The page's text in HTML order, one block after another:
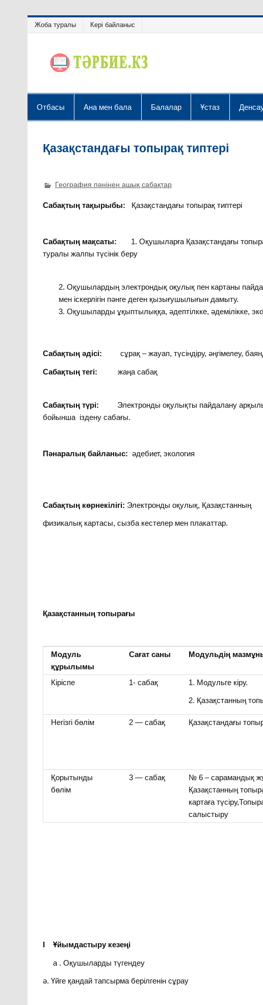
Жоба туралы Кері байланыс
Отбасы Ана мен бала Балалар Ұстаз
Қазақстандағы топырақ типтері
География пәнінен ашық сабақтар
Сабақтың тақырыбы: Қазақстандағы топырақ типтері
Сабақтың мақсаты:
1. Оқушыларға Қазақстандағы
туралы жалпы түсінік беру
Оқушылардың электрондық оқулық пен картаны
мен іскерлігін пәнге деген қызығушылығын дамыту.
Оқушыларды ұқыптылыққа, әдептілкке, әдемілікке,
Сабақтың әдісі: сұрақ – жауап, түсіндіру, әңгімелеу,
Сабақтың тегі: жаңа сабақ
Сабақтың түрі: Электронды оқулықты пайдалану арқылы
бойынша іздену сабағы.
Пәнаралық байланыс: әдебиет, экология
Сабақтың көрнекілігі: Электронды оқулық, Қазақстанның
физикалық картасы, сызба кестелер мен плакаттар.
Қазақстанның топырағы
Модуль
құрылымы
Сағат саны Модульдің
Кіріспе 1- сабақ 1. Модульге кіру.
2. Қазақстанның
Негізгі бөлім 2 — сабақ Қазақстандағы
Қорытынды
бөлім
3 — сабақ
№ 6 – сарамандық
Қазақстанның
картаға
салыстыру
І Ұйымдастыру кезеңі
а . Оқушыларды түгендеу
ә. Үйге қандай тапсырма берілгенін сұрау